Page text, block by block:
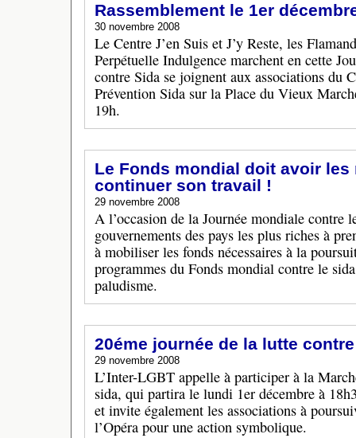
Rassemblement le 1er
30 novembre 2008
Le Centre J’en Suis et J’y Reste, les
Perpétuelle Indulgence marchent en cette
contre Sida se joignent aux associations du
Prévention Sida sur la Place du Vieux
19h.
Le Fonds mondial doit avoir les
continuer son travail !
29 novembre 2008
A l’occasion de la Journée mondiale contre
gouvernements des pays les plus riches à
à mobiliser les fonds nécessaires à la
programmes du Fonds mondial contre le
paludisme.
20éme journée de la lutte
29 novembre 2008
L’Inter-LGBT appelle à participer à la
sida, qui partira le lundi 1er décembre à
et invite également les associations à
l’Opéra pour une action symbolique.